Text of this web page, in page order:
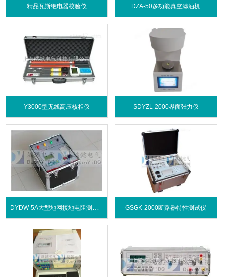
精品瓦斯继电器校验仪 DZA-50多功能真空滤油机
Y3000型无线高压核相仪 SDYZL-2000界面张力仪
GSGK-2000断路器特性测试仪